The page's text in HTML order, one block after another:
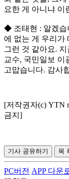
요한 게 아니냐 이
◆ 조태현 : 알겠습
에 없는 게 우리가
그런 것 같아요.
교수, 국민일보 이
고맙습니다. 감사
[저작권자(c) YTN
금지]
기사 공유하기 목
PC버전 APP 다운